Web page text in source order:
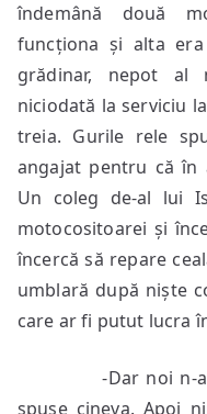
îndemână două
funcționa și alta
grădinar, nepot al
niciodată la serviciu
treia. Gurile rele
angajat pentru că în
Un coleg de-al lui
motocositoarei și
încercă să repare
umblară după niște
care ar fi putut lucra
-Dar noi n-am
spuse cineva. Apoi